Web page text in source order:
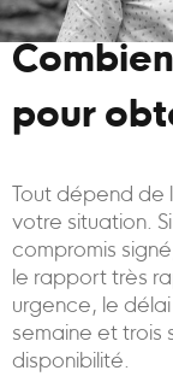
pour
Tout dépend de
votre situation.
compromis
le rapport très
urgence, le
semaine et trois
disponibilité.